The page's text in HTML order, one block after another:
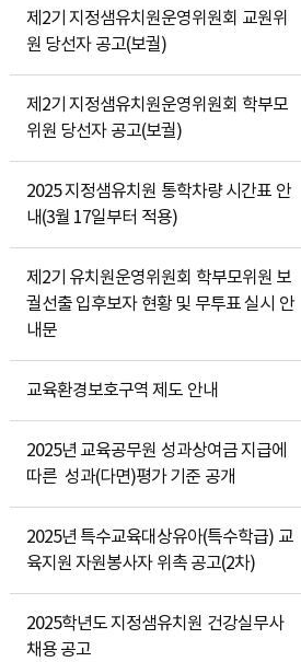
제2기 지정샘유치원운영위원회 교원위
원 당선자 공고(보궐)
제2기 지정샘유치원운영위원회 학부모
위원 당선자 공고(보궐)
2025 지정샘유치원 통학차량 시간표 안
내(3월 17일부터 적용)
제2기 유치원운영위원회 학부모위원 보
궐선출 입후보자 현황 및 무투표 실시 안
내문
교육환경보호구역 제도 안내
2025년 교육공무원 성과상여금 지급에
따른 성과(다면)평가 기준 공개
2025년 특수교육대상유아(특수학급) 교
육지원 자원봉사자 위촉 공고(2차)
2025학년도 지정샘유치원 건강실무사
채용 공고